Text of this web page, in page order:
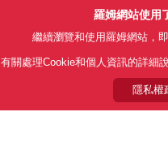
股東和投資人資訊
Sustainability
羅姆網站使用
繼續瀏覽和使用羅姆網站，
有關處理Cookie和個人資訊的詳細
隱私權